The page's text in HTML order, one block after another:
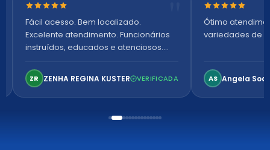
Nota 5 de 5 estrelas
Fácil acesso. Bem localizado.
Excelente atendimento. Funcionários
instruídos, educados e atenciosos.
confortável. Perfeito!
ZR ZENHA REGINA KUSTER VERIFICADA
Nota 5 de 5
Ótimo
variedades de
AS Angela